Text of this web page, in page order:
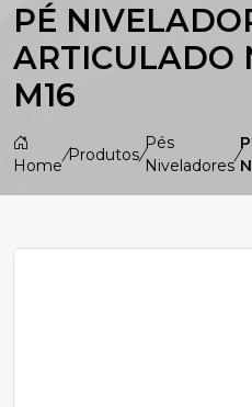
PÉ
ARTICULADO
M16
Home
/Produtos/
Pés
Niveladores
/